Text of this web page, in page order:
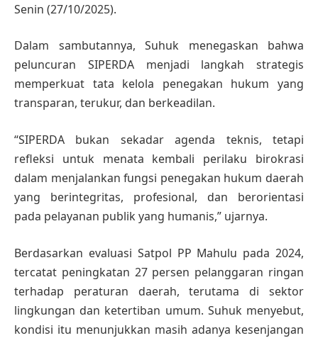
Senin (27/10/2025).
Dalam sambutannya, Suhuk menegaskan bahwa
peluncuran SIPERDA menjadi langkah strategis
memperkuat tata kelola penegakan hukum yang
transparan, terukur, dan berkeadilan.
“SIPERDA bukan sekadar agenda teknis, tetapi
refleksi untuk menata kembali perilaku birokrasi
dalam menjalankan fungsi penegakan hukum daerah
yang berintegritas, profesional, dan berorientasi
pada pelayanan publik yang humanis,” ujarnya.
Berdasarkan evaluasi Satpol PP Mahulu pada 2024,
tercatat peningkatan 27 persen pelanggaran ringan
terhadap peraturan daerah, terutama di sektor
lingkungan dan ketertiban umum. Suhuk menyebut,
kondisi itu menunjukkan masih adanya kesenjangan